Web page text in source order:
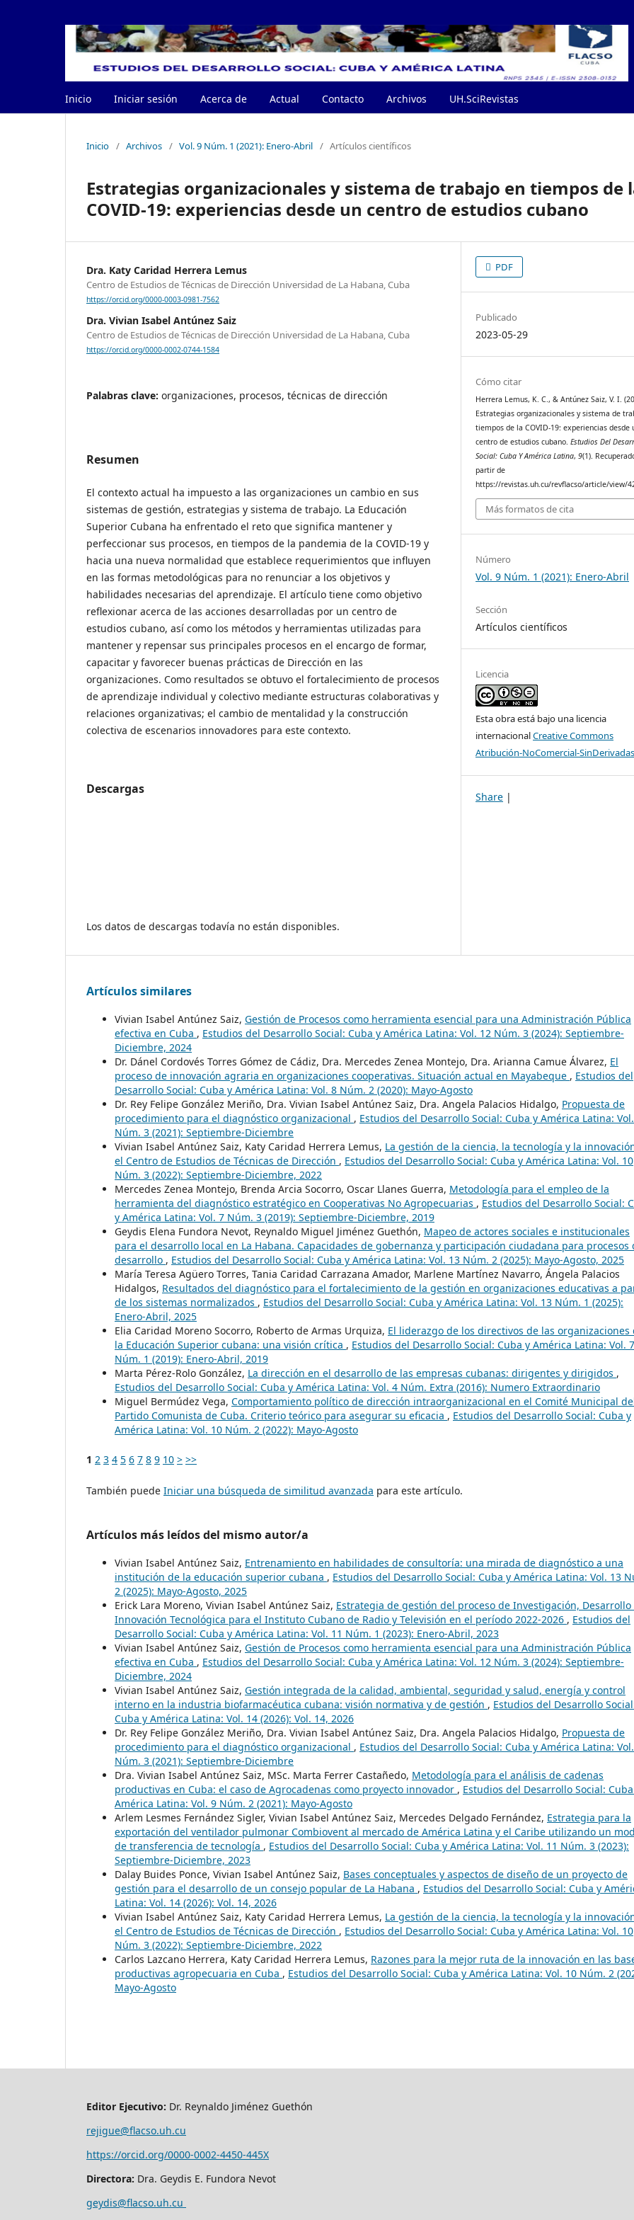
Inicio Iniciar sesión Acerca de Actual Contacto Archivos UH.SciRevistas
Inicio / Archivos / Vol. 9 Núm. 1 (2021): Enero-Abril / Artículos científicos
Estrategias organizacionales y sistema de trabajo en tiempos de
COVID-19: experiencias desde un centro de estudios cubano
Dra. Katy Caridad Herrera Lemus
Centro de Estudios de Técnicas de Dirección Universidad de La Habana, Cuba
https://orcid.org/0000-0003-0981-7562
Dra. Vivian Isabel Antúnez Saiz
Centro de Estudios de Técnicas de Dirección Universidad de La Habana, Cuba
https://orcid.org/0000-0002-0744-1584
Palabras clave: organizaciones, procesos, técnicas de dirección
Resumen
El contexto actual ha impuesto a las organizaciones un cambio en sus
sistemas de gestión, estrategias y sistema de trabajo. La Educación
Superior Cubana ha enfrentado el reto que significa mantener y
perfeccionar sus procesos, en tiempos de la pandemia de la COVID-19 y
hacia una nueva normalidad que establece requerimientos que influyen
en las formas metodológicas para no renunciar a los objetivos y
habilidades necesarias del aprendizaje. El artículo tiene como objetivo
reflexionar acerca de las acciones desarrolladas por un centro de
estudios cubano, así como los métodos y herramientas utilizadas para
mantener y repensar sus principales procesos en el encargo de formar,
capacitar y favorecer buenas prácticas de Dirección en las
organizaciones. Como resultados se obtuvo el fortalecimiento de procesos
de aprendizaje individual y colectivo mediante estructuras colaborativas y
relaciones organizativas; el cambio de mentalidad y la construcción
colectiva de escenarios innovadores para este contexto.
Descargas
Los datos de descargas todavía no están disponibles.
PDF
Publicado
2023-05-29
Cómo citar
Herrera Lemus, K. C., & Antúnez Saiz, V. I.
Estrategias organizacionales y sistema de
tiempos de la COVID-19: experiencias desde
centro de estudios cubano.Estudios Del
Social: Cuba Y América Latina,9(1).
partir de
https://revistas.uh.cu/revflacso/article/view/
Más formatos de cita
Número
Vol. 9 Núm. 1 (2021): Enero-Abril
Sección
Artículos científicos
Licencia
Esta obra está bajo una licencia
internacionalCreative Commons
Atribución-NoComercial-
Share |
Artículos similares
Vivian Isabel Antúnez Saiz, Gestión de Procesos como herramienta esencial para una Administración Pública
efectiva en Cuba , Estudios del Desarrollo Social: Cuba y América Latina: Vol. 12 Núm. 3 (2024): Septiembre-
Diciembre, 2024
Dr. Dánel Cordovés Torres Gómez de Cádiz, Dra. Mercedes Zenea Montejo, Dra. Arianna Camue Álvarez, El
proceso de innovación agraria en organizaciones cooperativas. Situación actual en Mayabeque , Estudios del
Desarrollo Social: Cuba y América Latina: Vol. 8 Núm. 2 (2020): Mayo-Agosto
Dr. Rey Felipe González Meriño, Dra. Vivian Isabel Antúnez Saiz, Dra. Angela Palacios Hidalgo, Propuesta de
procedimiento para el diagnóstico organizacional , Estudios del Desarrollo Social: Cuba y América Latina:
Núm. 3 (2021): Septiembre-Diciembre
Vivian Isabel Antúnez Saiz, Katy Caridad Herrera Lemus, La gestión de la ciencia, la tecnología y la
el Centro de Estudios de Técnicas de Dirección , Estudios del Desarrollo Social: Cuba y América Latina: Vol. 10
Núm. 3 (2022): Septiembre-Diciembre, 2022
Mercedes Zenea Montejo, Brenda Arcia Socorro, Oscar Llanes Guerra, Metodología para el empleo de la
herramienta del diagnóstico estratégico en Cooperativas No Agropecuarias , Estudios del Desarrollo Social:
y América Latina: Vol. 7 Núm. 3 (2019): Septiembre-Diciembre, 2019
Geydis Elena Fundora Nevot, Reynaldo Miguel Jiménez Guethón, Mapeo de actores sociales e institucionales
para el desarrollo local en La Habana. Capacidades de gobernanza y participación ciudadana para procesos
desarrollo , Estudios del Desarrollo Social: Cuba y América Latina: Vol. 13 Núm. 2 (2025): Mayo-Agosto, 2025
María Teresa Agüero Torres, Tania Caridad Carrazana Amador, Marlene Martínez Navarro, Ángela Palacios
Hidalgos, Resultados del diagnóstico para el fortalecimiento de la gestión en organizaciones educativas a
de los sistemas normalizados , Estudios del Desarrollo Social: Cuba y América Latina: Vol. 13 Núm. 1 (2025):
Enero-Abril, 2025
Elia Caridad Moreno Socorro, Roberto de Armas Urquiza, El liderazgo de los directivos de las organizaciones
la Educación Superior cubana: una visión crítica , Estudios del Desarrollo Social: Cuba y América Latina: Vol. 7
Núm. 1 (2019): Enero-Abril, 2019
Marta Pérez-Rolo González, La dirección en el desarrollo de las empresas cubanas: dirigentes y dirigidos ,
Estudios del Desarrollo Social: Cuba y América Latina: Vol. 4 Núm. Extra (2016): Numero Extraordinario
Miguel Bermúdez Vega, Comportamiento político de dirección intraorganizacional en el Comité Municipal
Partido Comunista de Cuba. Criterio teórico para asegurar su eficacia , Estudios del Desarrollo Social: Cuba y
América Latina: Vol. 10 Núm. 2 (2022): Mayo-Agosto
1 2 3 4 5 6 7 8 9 10 > >>
También puede Iniciar una búsqueda de similitud avanzada para este artículo.
Artículos más leídos del mismo autor/a
Vivian Isabel Antúnez Saiz, Entrenamiento en habilidades de consultoría: una mirada de diagnóstico a una
institución de la educación superior cubana , Estudios del Desarrollo Social: Cuba y América Latina: Vol. 13
2 (2025): Mayo-Agosto, 2025
Erick Lara Moreno, Vivian Isabel Antúnez Saiz, Estrategia de gestión del proceso de Investigación, Desarrollo
Innovación Tecnológica para el Instituto Cubano de Radio y Televisión en el período 2022-2026 , Estudios del
Desarrollo Social: Cuba y América Latina: Vol. 11 Núm. 1 (2023): Enero-Abril, 2023
Vivian Isabel Antúnez Saiz, Gestión de Procesos como herramienta esencial para una Administración Pública
efectiva en Cuba , Estudios del Desarrollo Social: Cuba y América Latina: Vol. 12 Núm. 3 (2024): Septiembre-
Diciembre, 2024
Vivian Isabel Antúnez Saiz, Gestión integrada de la calidad, ambiental, seguridad y salud, energía y control
interno en la industria biofarmacéutica cubana: visión normativa y de gestión , Estudios del Desarrollo
Cuba y América Latina: Vol. 14 (2026): Vol. 14, 2026
Dr. Rey Felipe González Meriño, Dra. Vivian Isabel Antúnez Saiz, Dra. Angela Palacios Hidalgo, Propuesta de
procedimiento para el diagnóstico organizacional , Estudios del Desarrollo Social: Cuba y América Latina:
Núm. 3 (2021): Septiembre-Diciembre
Dra. Vivian Isabel Antúnez Saiz, MSc. Marta Ferrer Castañedo, Metodología para el análisis de cadenas
productivas en Cuba: el caso de Agrocadenas como proyecto innovador , Estudios del Desarrollo Social:
América Latina: Vol. 9 Núm. 2 (2021): Mayo-Agosto
Arlem Lesmes Fernández Sigler, Vivian Isabel Antúnez Saiz, Mercedes Delgado Fernández, Estrategia para la
exportación del ventilador pulmonar Combiovent al mercado de América Latina y el Caribe utilizando un
de transferencia de tecnología , Estudios del Desarrollo Social: Cuba y América Latina: Vol. 11 Núm. 3 (2023):
Septiembre-Diciembre, 2023
Dalay Buides Ponce, Vivian Isabel Antúnez Saiz, Bases conceptuales y aspectos de diseño de un proyecto de
gestión para el desarrollo de un consejo popular de La Habana , Estudios del Desarrollo Social: Cuba y
Latina: Vol. 14 (2026): Vol. 14, 2026
Vivian Isabel Antúnez Saiz, Katy Caridad Herrera Lemus, La gestión de la ciencia, la tecnología y la
el Centro de Estudios de Técnicas de Dirección , Estudios del Desarrollo Social: Cuba y América Latina: Vol. 10
Núm. 3 (2022): Septiembre-Diciembre, 2022
Carlos Lazcano Herrera, Katy Caridad Herrera Lemus, Razones para la mejor ruta de la innovación en las
productivas agropecuaria en Cuba , Estudios del Desarrollo Social: Cuba y América Latina: Vol. 10 Núm. 2
Mayo-Agosto
Editor Ejecutivo: Dr. Reynaldo Jiménez Guethón
rejigue@flacso.uh.cu
https://orcid.org/0000-0002-4450-445X
Directora: Dra. Geydis E. Fundora Nevot
geydis@flacso.uh.cu